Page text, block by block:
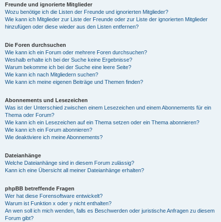
Freunde und ignorierte Mitglieder
Wozu benötige ich die Listen der Freunde und ignorierten Mitglieder?
Wie kann ich Mitglieder zur Liste der Freunde oder zur Liste der ignorierten Mitglieder
hinzufügen oder diese wieder aus den Listen entfernen?
Die Foren durchsuchen
Wie kann ich ein Forum oder mehrere Foren durchsuchen?
Weshalb erhalte ich bei der Suche keine Ergebnisse?
Warum bekomme ich bei der Suche eine leere Seite?
Wie kann ich nach Mitgliedern suchen?
Wie kann ich meine eigenen Beiträge und Themen finden?
Abonnements und Lesezeichen
Was ist der Unterschied zwischen einem Lesezeichen und einem Abonnements für ein
Thema oder Forum?
Wie kann ich ein Lesezeichen auf ein Thema setzen oder ein Thema abonnieren?
Wie kann ich ein Forum abonnieren?
Wie deaktiviere ich meine Abonnements?
Dateianhänge
Welche Dateianhänge sind in diesem Forum zulässig?
Kann ich eine Übersicht all meiner Dateianhänge erhalten?
phpBB betreffende Fragen
Wer hat diese Forensoftware entwickelt?
Warum ist Funktion x oder y nicht enthalten?
An wen soll ich mich wenden, falls es Beschwerden oder juristische Anfragen zu diesem
Forum gibt?